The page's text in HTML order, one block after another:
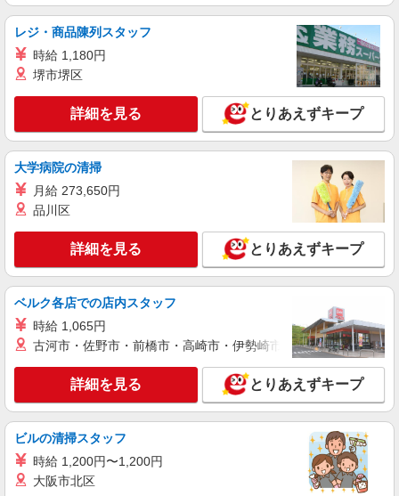
レジ・商品陳列スタッフ
時給 1,180円
堺市堺区
詳細を見る とりあえずキープ
大学病院の清掃
月給 273,650円
品川区
詳細を見る とりあえずキープ
ベルク各店での店内スタッフ
時給 1,065円
古河市・佐野市・前橋市・高崎市・伊勢崎市・太田市・館林市
詳細を見る とりあえずキープ
ビルの清掃スタッフ
時給 1,200円〜1,200円
大阪市北区